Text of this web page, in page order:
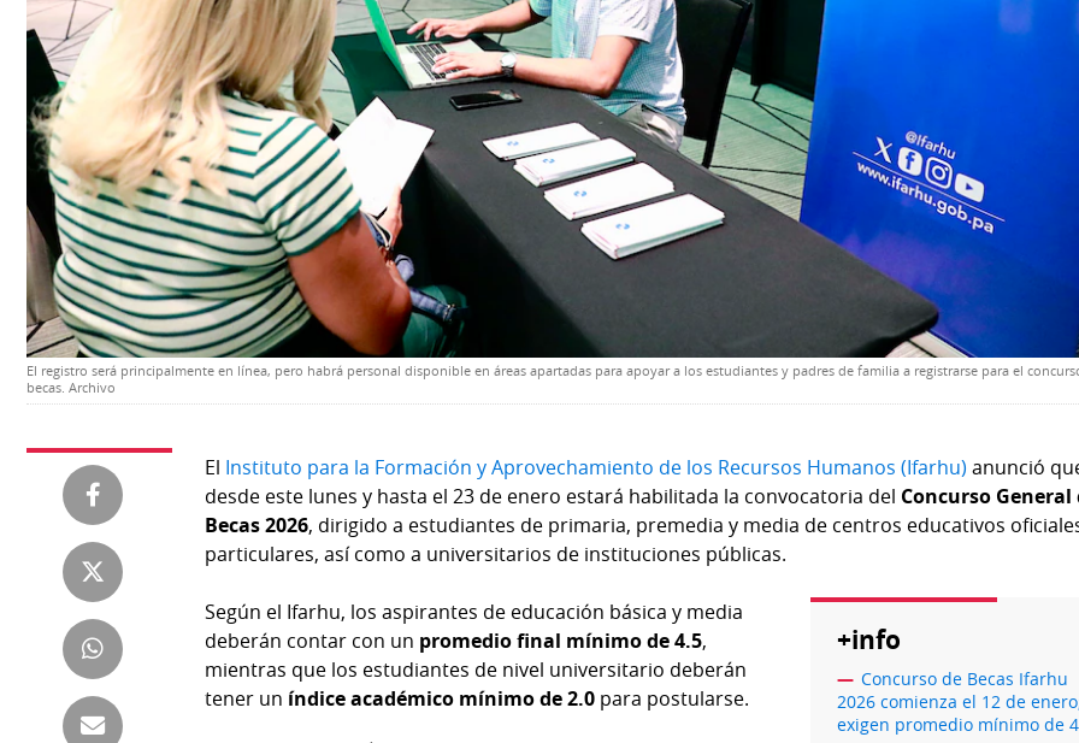
Catálogos
Lotería
Kiosko
digital
Luctuosas
Temas
Autores
Notas
al
lector
Buenas
prácticas
OTROS
SITIOS
Metro
por
Metro
Tienda
Panamá
Tus
Tiquetes
Cero
Mi
Diario
Club
La
Prensa
Busca
Fácil
El registro será principalmente en línea, pero habrá personal disponible en áreas apartadas para apoyar a los estudiantes y padres de familia a registrarse para el
becas. Archivo
El Instituto para la Formación y Aprovechamiento de los Recursos Humanos (Ifarhu)anunció
desde este lunes y hasta el 23 de enero estará habilitada la convocatoria del Concurso General
Becas 2026, dirigido a estudiantes de primaria, premedia y media de centros educativos
particulares, así como a universitarios de instituciones públicas.
+info
Concurso de Becas Ifarhu
2026 comienza el 12 de
exigen promedio mínimo de
Según el Ifarhu, los aspirantes de educación básica y media
deberán contar con un promedio final mínimo de 4.5,
mientras que los estudiantes de nivel universitario deberán
tener un índice académico mínimo de 2.0 para postularse.